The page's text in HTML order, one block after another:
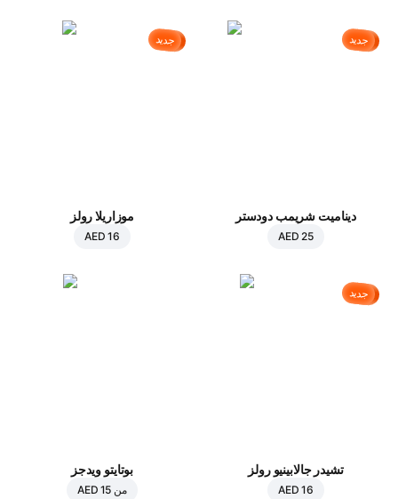
جديد
ديناميت شريمب دودستر
AED 25
جديد
موزاريلا رولز
AED 16
جديد
تشيدر جالابينيو رولز
AED 16
بوتايتو ويدجز
من AED 15